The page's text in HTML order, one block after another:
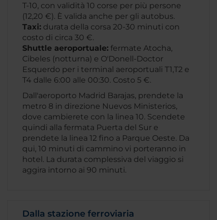
T-10, con validità 10 corse per più persone
(12,20 €). È valida anche per gli autobus.
Taxi: durata della corsa 20-30 minuti con
costo di circa 30 €.
Shuttle aeroportuale: fermate Atocha,
Cibeles (notturna) e O'Donell-Doctor
Esquerdo per i terminal aeroportuali T1,T2 e
T4 dalle 6:00 alle 00:30. Costo 5 €.
Dall'aeroporto Madrid Barajas, prendete la
metro 8 in direzione Nuevos Ministerios,
dove cambierete con la linea 10. Scendete
quindi alla fermata Puerta del Sur e
prendete la linea 12 fino a Parque Oeste. Da
qui, 10 minuti di cammino vi porteranno in
hotel. La durata complessiva del viaggio si
aggira intorno ai 90 minuti.
Dalla stazione ferroviaria